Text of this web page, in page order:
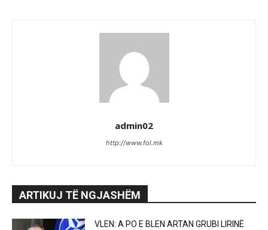
admin02
http://www.fol.mk
ARTIKUJ TË NGJASHËM
VLEN: A PO E BLEN ARTAN GRUBI LIRINË